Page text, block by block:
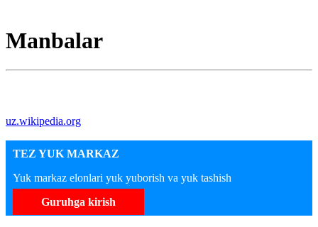
Manbalar
uz.wikipedia.org
TEZ YUK MARKAZ
Yuk markaz elonlari yuk yuborish va yuk tashish
Guruhga kirish